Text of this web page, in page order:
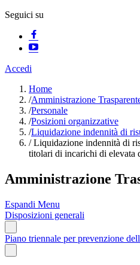
Seguici su
Accedi
Home
/Amministrazione
/Personale
/Posizioni organizzative
/Liquidazione indennità di
/Liquidazione indennità di
titolari di incarichi di elevata
Amministrazione
Espandi Menu
Disposizioni generali
Piano triennale per prevenzione